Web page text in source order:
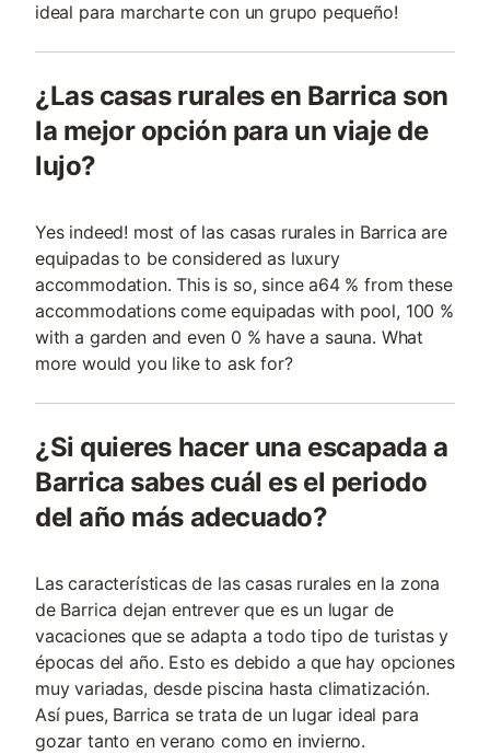
ideal para marcharte con un grupo pequeño!
¿Las casas rurales en Barrica son
la mejor opción para un viaje de
lujo?
Yes indeed! most of las casas rurales in Barrica are
equipadas to be considered as luxury
accommodation. This is so, since a64 % from these
accommodations come equipadas with pool, 100 %
with a garden and even 0 % have a sauna. What
more would you like to ask for?
¿Si quieres hacer una escapada a
Barrica sabes cuál es el periodo
del año más adecuado?
Las características de las casas rurales en la zona
de Barrica dejan entrever que es un lugar de
vacaciones que se adapta a todo tipo de turistas y
épocas del año. Esto es debido a que hay opciones
muy variadas, desde piscina hasta climatización.
Así pues, Barrica se trata de un lugar ideal para
gozar tanto en verano como en invierno.